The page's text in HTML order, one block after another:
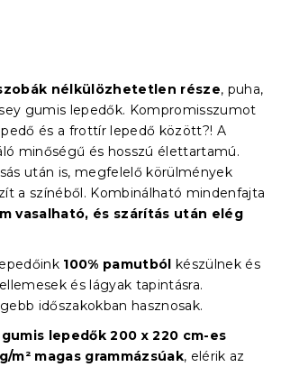
nélkülözhetetlen része, puha,
gumis lepedők. Kompromisszumot
és a frottír lepedő között?! A
minőségű és hosszú élettartamú.
után is, megfelelő körülmények
a színéből. Kombinálható mindenfajta
vasalható, és szárítás után elég
100% pamutból készülnek és
és lágyak tapintásra.
időszakokban hasznosak.
gumis lepedők 200 x 220 cm-es
m² magas grammázsúak, elérik az